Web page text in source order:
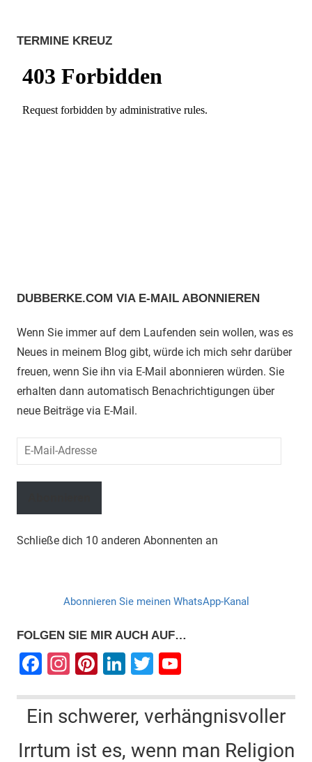
TERMINE KREUZ
DUBBERKE.COM VIA E-MAIL ABONNIEREN
Wenn Sie immer auf dem Laufenden sein wollen, was es
Neues in meinem Blog gibt, würde ich mich sehr darüber
freuen, wenn Sie ihn via E-Mail abonnieren würden. Sie
erhalten dann automatisch Benachrichtigungen über
neue Beiträge via E-Mail.
Mail-
Adresse
Schließe dich 10 anderen Abonnenten an
Abonnieren Sie meinen WhatsApp-Kanal
FOLGEN SIE MIR AUCH AUF…
F
c
e
b
In
a
gr
a
Pi
er
e
st
Li
k
e
dI
T
tt
er
u
T
u
Ein schwerer, verhängnisvoller
Irrtum ist es, wenn man Religion